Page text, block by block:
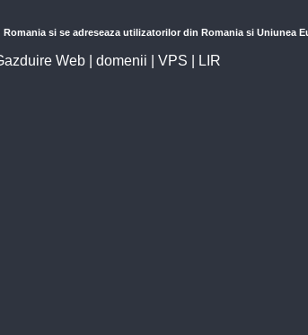
si se adreseaza utilizatorilor din Romania si Uniunea
Web| domenii VPS LIR